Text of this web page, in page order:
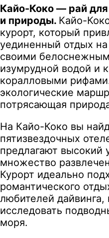
Кайо-Коко — рай
и природы. Кайо-
курорт, который
уединенный отдых на
своими
изумрудной водой и
коралловыми
экологические
потрясающая
На Кайо-Коко вы
пятизвездочных
предлагают высокий
множество
Курорт идеально
романтического
любителей дайвинга,
исследовать
моря.